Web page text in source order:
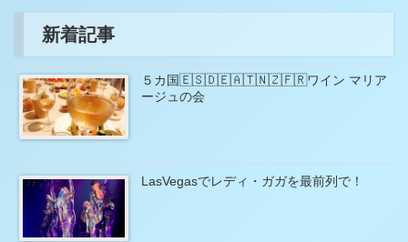
新着記事
５カ国🇪🇸🇩🇪🇦🇹🇳🇿🇫🇷ワイン マリア
ージュの会
LasVegasでレディ・ガガを最前列で！